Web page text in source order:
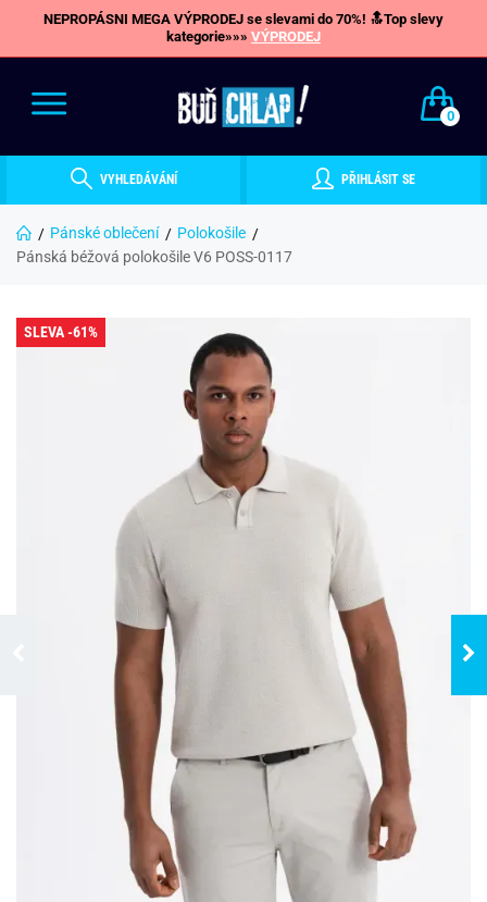
NEPROPÁSNI MEGA VÝPRODEJ se slevami do 70%! 🔝Top slevy
kategorie»»» VÝPRODEJ
0
VYHLEDÁVÁNÍ PŘIHLÁSIT SE
Pánské oblečení
Polokošile
Pánská béžová polokošile V6 POSS-0117
SLEVA -61%